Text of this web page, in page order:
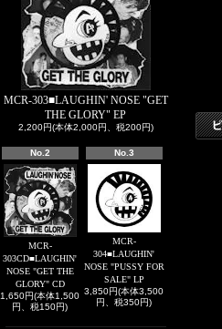
MCR-303■LAUGHIN' NOSE "GET
THE GLORY" EP
2,200円(本体2,000円、税200円)
No.2
MCR-
303CD■LAUGHIN'
NOSE "GET THE
GLORY" CD
1,650円(本体1,500
円、税150円)
No.3
MCR-
304■LAUGHIN'
NOSE "PUSSY FOR
SALE" LP
3,850円(本体3,500
円、税350円)